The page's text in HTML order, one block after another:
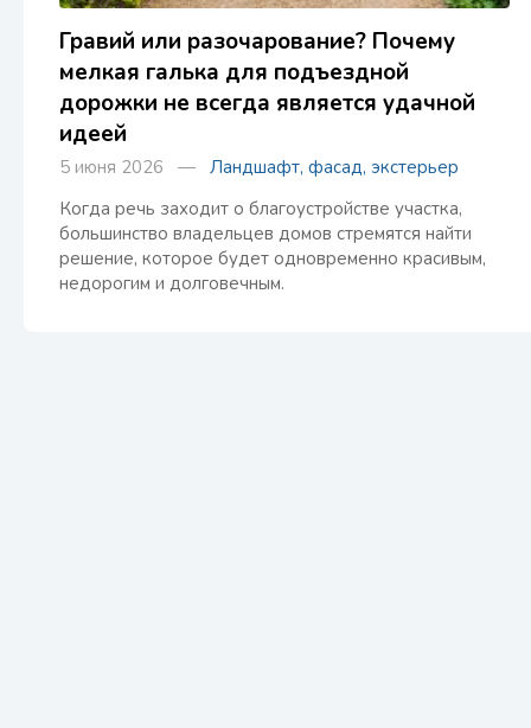
Гравий или разочарование? Почему
мелкая галька для подъездной
дорожки не всегда является удачной
идеей
5 июня 2026 — Ландшафт, фасад, экстерьер
Когда речь заходит о благоустройстве участка,
большинство владельцев домов стремятся найти
решение, которое будет одновременно красивым,
недорогим и долговечным.